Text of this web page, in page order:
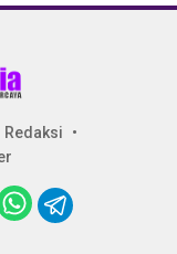
Redaksi